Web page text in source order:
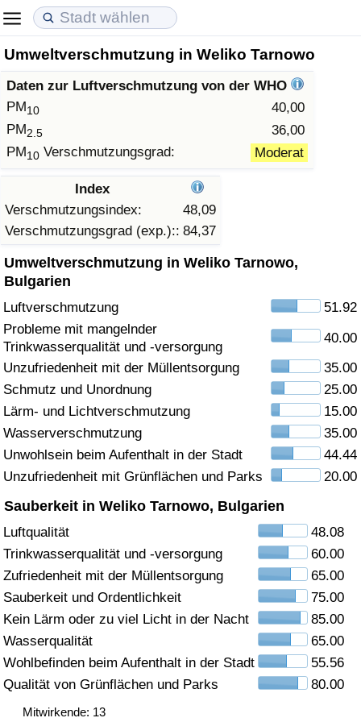
Umweltverschmutzung in Weliko Tarnowo
Daten zur Luftverschmutzung von der WHO
PM10
40,00
PM2.5
36,00
PM10 Verschmutzungsgrad: Moderat
Index
Verschmutzungsindex:
48,09
Verschmutzungsgrad (exp.):: 84,37
Umweltverschmutzung in Weliko Tarnowo,
Bulgarien
Luftverschmutzung
51.92
Probleme mit mangelnder
Trinkwasserqualität und -versorgung
40.00
Unzufriedenheit mit der Müllentsorgung
35.00
Schmutz und Unordnung
25.00
Lärm- und Lichtverschmutzung
15.00
Wasserverschmutzung
35.00
Unwohlsein beim Aufenthalt in der Stadt
44.44
Unzufriedenheit mit Grünflächen und Parks
20.00
Sauberkeit in Weliko Tarnowo, Bulgarien
Luftqualität
48.08
Trinkwasserqualität und -versorgung
60.00
Zufriedenheit mit der Müllentsorgung
65.00
Sauberkeit und Ordentlichkeit
75.00
Kein Lärm oder zu viel Licht in der Nacht
85.00
Wasserqualität
65.00
Wohlbefinden beim Aufenthalt in der Stadt
55.56
Qualität von Grünflächen und Parks
80.00
Mitwirkende: 13
Lebenshaltungskosten
Lebenshaltungskosten-Index (aktuell)
Lebenshaltungskosten-Index
Lebenshaltungskosten-Index nach Land
in Akaba
Immobilienpreise
Immobilienpreis-Index (aktuell)
Immobilienpreis-Index
Immobilienpreis-Index nach Land
Lebensqualität
Lebensqualität-Index
Lebensqualität-Index (aktuell)
Lebensqualitätsindex nach Land
Kriminalität
Kriminalitäts-Index (aktuell)
Kriminalitäts-Index
Kriminalitätsindex nach Land
Gesundheitsversorgung
Gesundheitsversorgungs-Index (aktuell)
Gesundheitsversorgungs-Index
Gesundheitsversorgungs-Index nach Land
Umweltverschmutzung
Umweltverschmutzungs-Index (aktuell)
Verschmutzungsindex
Umweltverschmutzungs-Index nach Land
Verkehr